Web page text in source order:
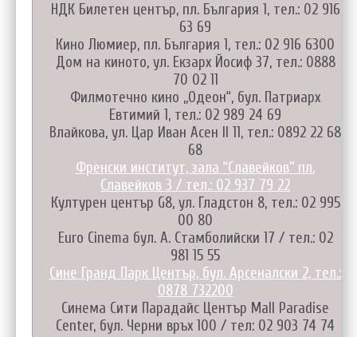
НДК Билетен център, пл. България 1, тел.: 02 916
63 69
Кино Люмиер, пл. България 1, тел.: 02 916 6300
Дом на киното, ул. Екзарх Йосиф 37, тел.: 0888
70 02 11
Филмотечно кино „Одеон“, бул. Патриарх
Евтимий 1, тел.: 02 989 24 69
Влайкова, ул. Цар Иван Асен II 11, тел.: 0892 22 68
68
Френски институт, зала “Славейков” пл.
Славейков 3 / тел.: 02 937 79 22
Културен център G8, ул. Гладстон 8, тел.: 02 995
00 80
Euro Cinema бул. А. Стамболийски 17 / тел.: 02
981 15 55
Сине Гранд Парк Център, бул. Арсеналски 2, тел.:
0878 732200
Синема Сити Парадайс Център Mall Paradise
Center, бул. Черни връх 100 / тел: 02 903 74 74